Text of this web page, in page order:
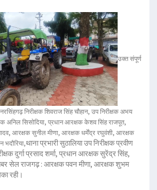
उक्त संपूर्ण
नरसिंहगढ़ निरीक्षक शिवराज सिंह चौहान, उप निरीक्षक अभय
अनिल सिसोदिया, प्रधान आरक्षक केशव सिंह राजपूत,
आरक्षक सुनील मीणा, आरक्षक धर्मेंद्र रघुवंशी, आरक्षक
थाना प्रभारी सुठालिया उप निरीक्षक प्रवीण
दुर्गा प्रसाद शर्मा, प्रधान आरक्षक सुरेंद्र सिंह,
सेल राजगढ़ : आरक्षक पवन मीणा, आरक्षक शुभम
रही।